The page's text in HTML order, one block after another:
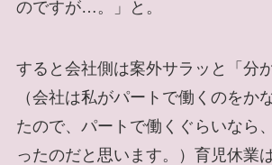
のですが…。」と。
すると会社側は案外サラッと「分
（会社は私がパートで働くのをか
たので、パートで働くぐらいなら
ったのだと思います。）育児休業